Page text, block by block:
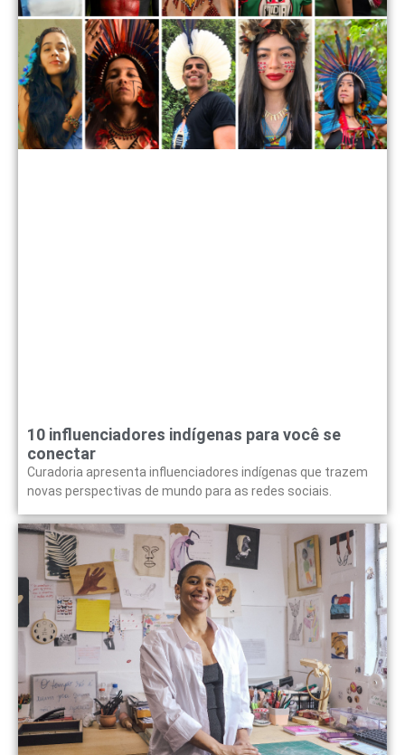
10 influenciadores indígenas para você se
conectar
Curadoria apresenta influenciadores indígenas que trazem
novas perspectivas de mundo para as redes sociais.